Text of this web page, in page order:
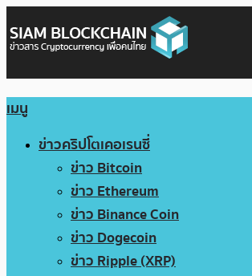
เมนู
ข่าวคริปโตเคอเรนซี่
ข่าว Bitcoin
ข่าว Ethereum
ข่าว Binance Coin
ข่าว Dogecoin
ข่าว Ripple (XRP)